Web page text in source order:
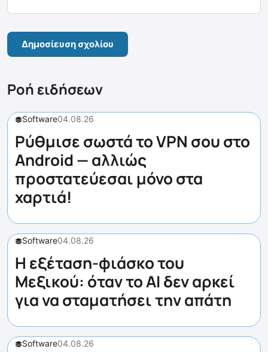
Ροή ειδήσεων
Software04.08.26
Ρύθμισε σωστά το VPN σου στο
Android — αλλιώς
προστατεύεσαι μόνο στα
χαρτιά!
Software04.08.26
Η εξέταση-φιάσκο του
Μεξικού: όταν το AI δεν αρκεί
για να σταματήσει την απάτη
Software04.08.26